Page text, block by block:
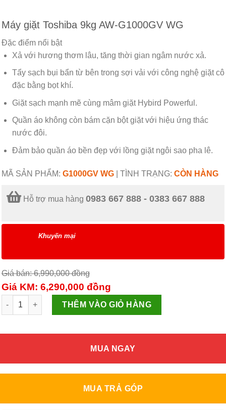
Máy giặt Toshiba 9kg AW-G1000GV WG
Đặc điểm nổi bật
Xả với hương thơm lâu, tăng thời gian ngâm nước xả.
Tẩy sạch bụi bẩn từ bên trong sợi vải với công nghệ giặt cô
đặc bằng bọt khí.
Giặt sạch mạnh mẽ cùng mâm giặt Hybird Powerful.
Quần áo không còn bám cặn bột giặt với hiệu ứng thác
nước đôi.
Đảm bảo quần áo bền đẹp với lồng giặt ngôi sao pha lê.
MÃ SẢN PHẨM: G1000GV WG TÌNH TRẠNG: CÒN HÀNG
Hỗ trợ mua hàng 0983 667 888 - 0383 667 888
Khuyến mại
Giá bán: 6,990,000đồng
Giá KM: 6,290,000 đồng
Máy giặt Toshiba 9kg AW-G1000GV WG số lượng
THÊM VÀO GIỎ HÀNG
MUA NGAY
MUA TRẢ GÓP